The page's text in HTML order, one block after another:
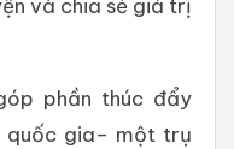
và chia sẻ giá trị
phần thúc đẩy
quốc gia– một trụ